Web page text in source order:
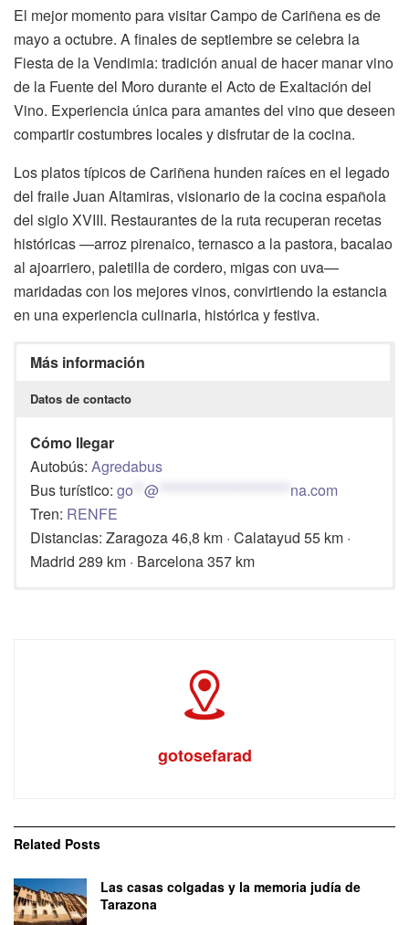
El mejor momento para visitar Campo de Cariñena es de
mayo a octubre. A finales de septiembre se celebra la
Fiesta de la Vendimia: tradición anual de hacer manar vino
de la Fuente del Moro durante el Acto de Exaltación del
Vino. Experiencia única para amantes del vino que deseen
compartir costumbres locales y disfrutar de la cocina.
Los platos típicos de Cariñena hunden raíces en el legado
del fraile Juan Altamiras, visionario de la cocina española
del siglo XVIII. Restaurantes de la ruta recuperan recetas
históricas —arroz pirenaico, ternasco a la pastora, bacalao
al ajoarriero, paletilla de cordero, migas con uva—
maridadas con los mejores vinos, convirtiendo la estancia
en una experiencia culinaria, histórica y festiva.
Más información
Datos de contacto
Cómo llegar
Autobús: Agredabus
Bus turístico: go @
na.com
Tren: RENFE
Distancias: Zaragoza 46,8 km · Calatayud 55 km ·
Madrid 289 km · Barcelona 357 km
gotosefarad
Related Posts
Las casas colgadas y la memoria judía de
Tarazona